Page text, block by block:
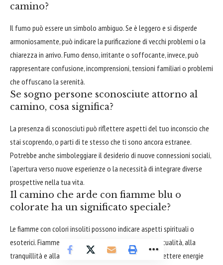
camino?
Il fumo può essere un simbolo ambiguo. Se è leggero e si disperde
armoniosamente, può indicare la purificazione di vecchi problemi o la
chiarezza in arrivo. Fumo denso, irritante o soffocante, invece, può
rappresentare confusione, incomprensioni, tensioni familiari o problemi
che offuscano la serenità.
Se sogno persone sconosciute attorno al
camino, cosa significa?
La presenza di sconosciuti può riflettere aspetti del tuo inconscio che
stai scoprendo, o parti di te stesso che ti sono ancora estranee.
Potrebbe anche simboleggiare il desiderio di nuove connessioni sociali,
l'apertura verso nuove esperienze o la necessità di integrare diverse
prospettive nella tua vita.
Il camino che arde con fiamme blu o
colorate ha un significato speciale?
Le fiamme con colori insoliti possono indicare aspetti spirituali o
esoterici. Fiamme blu sono spesso associate alla spiritualità, alla
tranquillità e alla saggezza. Colori diversi possono riflettere energie